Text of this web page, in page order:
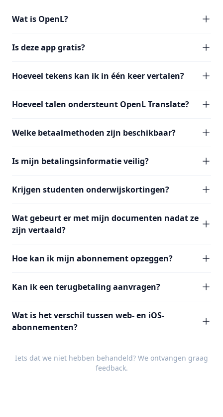
Wat is OpenL?
Is deze app gratis?
Hoeveel tekens kan ik in één keer vertalen?
Hoeveel talen ondersteunt OpenL Translate?
Welke betaalmethoden zijn beschikbaar?
Is mijn betalingsinformatie veilig?
Krijgen studenten onderwijskortingen?
Wat gebeurt er met mijn documenten nadat ze
zijn vertaald?
Hoe kan ik mijn abonnement opzeggen?
Kan ik een terugbetaling aanvragen?
Wat is het verschil tussen web- en iOS-
abonnementen?
Iets dat we niet hebben behandeld? We ontvangen graag
feedback.